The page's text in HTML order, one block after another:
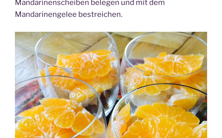
Mandarinenscheiben belegen und mit dem
Mandarinengelee bestreichen.